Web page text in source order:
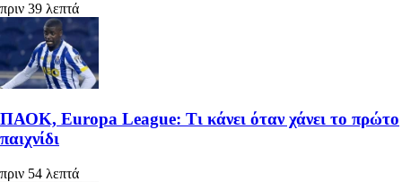
πριν 39 λεπτά
ΠΑΟΚ, Europa League: Τι κάνει όταν χάνει το πρώτο
παιχνίδι
πριν 54 λεπτά